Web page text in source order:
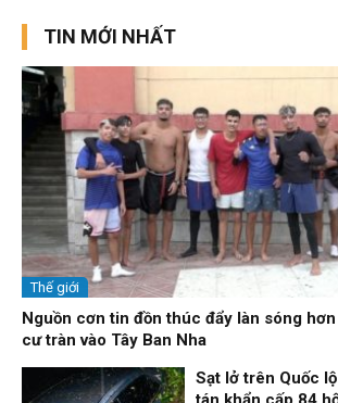
TIN MỚI NHẤT
Thế giới
Nguồn cơn tin đồn thúc đẩy làn sóng
cư tràn vào Tây Ban Nha
Sạt lở trên Quốc